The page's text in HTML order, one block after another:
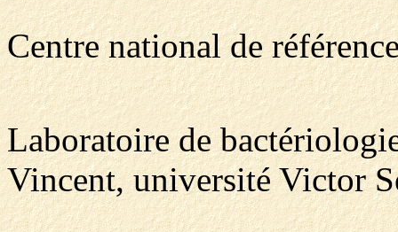
Centre national de
Laboratoire de
Vincent, université Victor